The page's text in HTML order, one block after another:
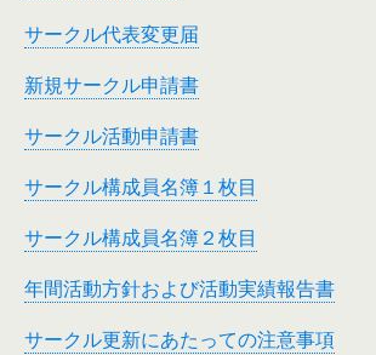
サークル代表変更届
新規サークル申請書
サークル活動申請書
サークル構成員名簿１枚目
サークル構成員名簿２枚目
年間活動方針および活動実績報告書
サークル更新にあたっての注意事項